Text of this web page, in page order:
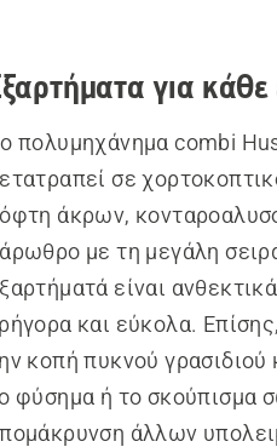
για κάθε
πολυμηχάνημα combi
σε
άκρων,
με τη μεγάλη
είναι
και εύκολα.
κοπή πυκνού
φύσημα ή το σκούπισμα
άλλων